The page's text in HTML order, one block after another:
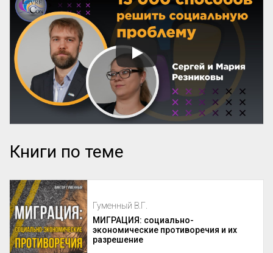
Книги по теме
Гуменный В.Г.
МИГРАЦИЯ: социально-
экономические противоречия и их
разрешение